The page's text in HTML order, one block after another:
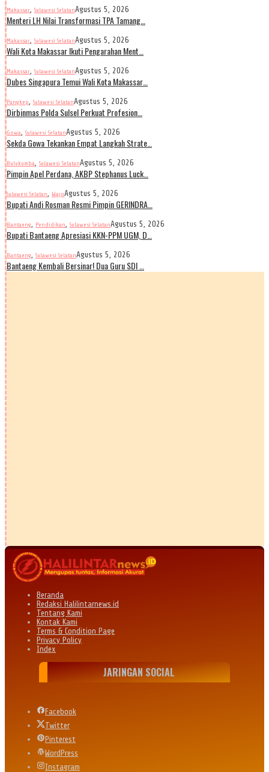
Makassar Sulawesi SelatanAgustus 5, 2026
Menteri LH Nilai Transformasi TPA Tamang…
Makassar Sulawesi SelatanAgustus 5, 2026
Wali Kota Makassar Ikuti Pengarahan Ment…
Makassar Sulawesi SelatanAgustus 5, 2026
Dubes Singapura Temui Wali Kota Makassar…
Pangkep Sulawesi SelatanAgustus 5, 2026
Dirbinmas Polda Sulsel Perkuat Profesion…
Gowa Sulawesi SelatanAgustus 5, 2026
Sekda Gowa Tekankan Empat Langkah Strate…
Bulukumba Sulawesi SelatanAgustus 5, 2026
Pimpin Apel Perdana, AKBP Stephanus Luck…
Sulawesi Selatan WajoAgustus 5, 2026
Bupati Andi Rosman Resmi Pimpin GERINDRA…
Bantaeng Pendidikan Sulawesi SelatanAgustus 5, 2026
Bupati Bantaeng Apresiasi KKN-PPM UGM, D…
Bantaeng Sulawesi SelatanAgustus 5, 2026
Bantaeng Kembali Bersinar! Dua Guru SDI …
Beranda
Redaksi Halilintarnews.id
Tentang Kami
Kontak Kami
Terms & Condition Page
Privacy Policy
Index
JARINGAN SOCIAL
Facebook
Twitter
Pinterest
WordPress
Instagram